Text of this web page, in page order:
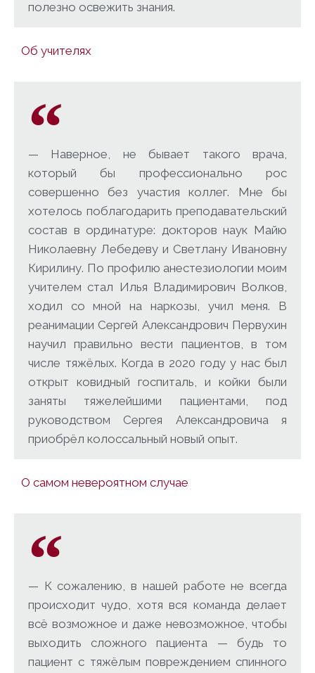
полезно освежить знания.
Об учителях
— Наверное, не бывает такого врача,
который бы профессионально рос
совершенно без участия коллег. Мне бы
хотелось поблагодарить преподавательский
состав в ординатуре: докторов наук Майю
Николаевну Лебедеву и Светлану Ивановну
Кирилину. По профилю анестезиологии моим
учителем стал Илья Владимирович Волков,
ходил со мной на наркозы, учил меня. В
реанимации Сергей Александрович Первухин
научил правильно вести пациентов, в том
числе тяжёлых. Когда в 2020 году у нас был
открыт ковидный госпиталь, и койки были
заняты тяжелейшими пациентами, под
руководством Сергея Александровича я
приобрёл колоссальный новый опыт.
О самом невероятном случае
— К сожалению, в нашей работе не всегда
происходит чудо, хотя вся команда делает
всё возможное и даже невозможное, чтобы
выходить сложного пациента — будь то
пациент с тяжёлым повреждением спинного